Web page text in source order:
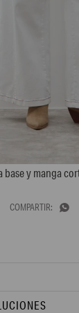
base y manga
